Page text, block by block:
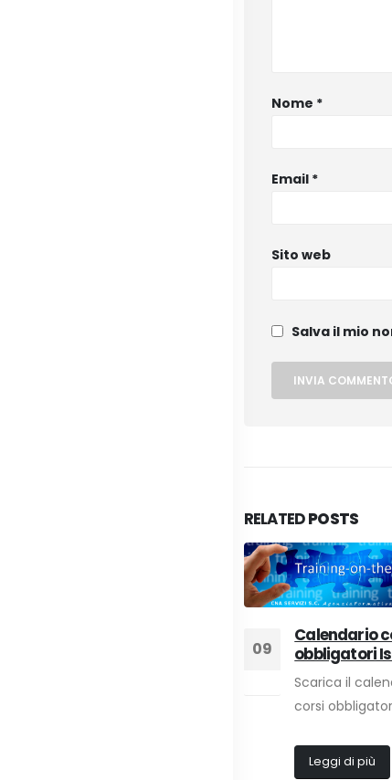
Nome *
Email *
Sito web
Salva il mio
RELATEDPOSTS
09
Calendario
obbligatori
Scarica il
corsi
Leggi di più